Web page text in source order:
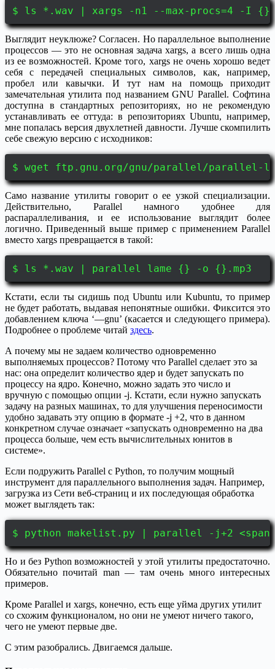
$ ls *.wav | xargs -n1 --max-procs=4 -I {}
Выглядит неуклюже? Согласен. Но параллельное выполнение
процессов — это не основная задача xargs, а всего лишь одна
из ее возможностей. Кроме того, xargs не очень хорошо ведет
себя с передачей специальных символов, как, например,
пробел или кавычки. И тут нам на помощь приходит
замечательная утилита под названием GNU Parallel. Софтина
доступна в стандартных репозиториях, но не рекомендую
устанавливать ее оттуда: в репозиториях Ubuntu, например,
мне попалась версия двухлетней давности. Лучше скомпилить
себе свежую версию с исходников:
$ wget ftp.gnu.org/gnu/parallel/parallel-
Само название утилиты говорит о ее узкой специализации.
Действительно, Parallel намного удобнее для
распараллеливания, и ее использование выглядит более
логично. Приведенный выше пример с применением Parallel
вместо xargs превращается в такой:
$ ls *.wav | parallel lame {} -o {}.mp3
Кстати, если ты сидишь под Ubuntu или Kubuntu, то пример
не будет работать, выдавая непонятные ошибки. Фиксится это
добавлением ключа ‘—gnu’ (касается и следующего примера).
Подробнее о проблеме читай здесь.
А почему мы не задаем количество одновременно
выполняемых процессов? Потому что Parallel сделает это за
нас: она определит количество ядер и будет запускать по
процессу на ядро. Конечно, можно задать это число и
вручную с помощью опции -j. Кстати, если нужно запускать
задачу на разных машинах, то для улучшения переносимости
удобно задавать эту опцию в формате -j +2, что в данном
конкретном случае означает «запускать одновременно на два
процесса больше, чем есть вычислительных юнитов в
системе».
Если подружить Parallel c Python, то получим мощный
инструмент для параллельного выполнения задач. Например,
загрузка из Сети веб-страниц и их последующая обработка
может выглядеть так:
$ python makelist.py | parallel -j+2
Но и без Python возможностей у этой утилиты предостаточно.
Обязательно почитай man — там очень много интересных
примеров.
Кроме Parallel и xargs, конечно, есть еще уйма других утилит
со схожим функционалом, но они не умеют ничего такого,
чего не умеют первые две.
С этим разобрались. Двигаемся дальше.